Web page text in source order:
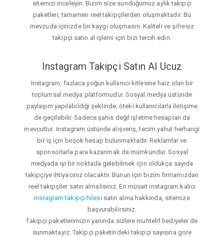
sitemizi inceleyin. Bizim size sunduğumuz aylık takipçi
paketleri, tamamen reel takipçilerden oluşmaktadır. Bu
mevzuda içinizde bir kaygı oluşmasın. Kaliteli ve şifresiz
takipçi satın al işlemi için bizi tercih edin.
Instagram Takipçi Satın Al Ucuz
Instagram, fazlaca yoğun kullanıcı kitlesine haiz olan bir
toplumsal medya platformudur. Sosyal medya üstünde
paylaşım yapılabildiği şeklinde, öteki kullanıcılarla iletişime
de geçilebilir. Sadece şahıs değil işletme hesapları da
mevcuttur. Instagram üstünde alışveriş, tecim yahut herhangi
bir iş için birçok hesap bulunmaktadır. Reklamlar ve
sponsorlarla para kazanmak da mümkündür. Sosyal
medyada iyi bir noktada gelebilmek için oldukça sayıda
takipçiye ihtiyacınız olacaktır. Bunun için bizim firmamızdan
reel takipçiler satın almalısınız. En müsait instagram kalıcı
instagram takipçi hilesisatın alma hakkında, sitemize
başvurabilirsiniz.
Takipçi paketlerimizin yanında sizlere muhtelif hediyeler de
sunmaktayız. Takipçi paketindeki takipçi sayısına gore